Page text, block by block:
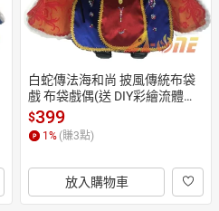
白蛇傳法海和尚 披風傳統布袋
戲 布袋戲偶(送 DIY彩繪流體熊
組 祈福流蘇 戲偶架)角色扮演布
偶 木偶人偶玩偶童玩 玩具 布袋
戲手偶
$399
1 % (賺3點)
放入購物車